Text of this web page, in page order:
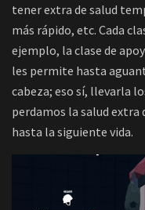
tener extra de salud
más rápido, etc. Cada
ejemplo, la clase de
les permite hasta
cabeza; eso sí, llevarla
perdamos la salud extra
hasta la siguiente vida.